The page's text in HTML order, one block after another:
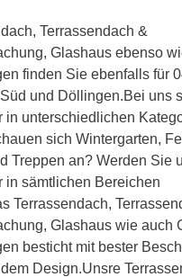
Terrassendach &
Glashaus ebenso
finden Sie ebenfalls für
und Döllingen.Bei uns
in unterschiedlichen
sich Wintergarten,
Treppen an? Werden Sie
in sämtlichen Bereichen
Terrassendach,
Glashaus wie auch
besticht mit bester
Design.Unsre